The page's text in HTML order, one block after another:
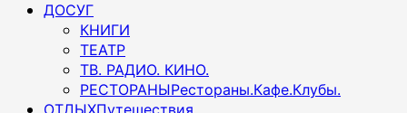
ДОСУГ
КНИГИ
ТЕАТР
ТВ. РАДИО. КИНО.
РЕСТОРАНЫРестораны.Кафе.Клубы.
ОТДЫХПутешествия.